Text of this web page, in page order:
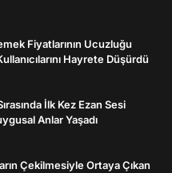
Fiyatlarının Ucuzluğu
Hayrete Düşürdü
İlk Kez Ezan Sesi
Anlar Yaşadı
Çekilmesiyle Ortaya Çıkan